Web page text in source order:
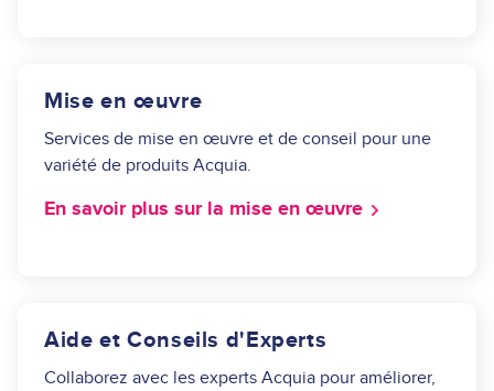
Mise en œuvre
Services de mise en œuvre et de conseil pour une
variété de produits Acquia.
En savoir plus sur la mise en œuvre
Aide et Conseils d'Experts
Collaborez avec les experts Acquia pour améliorer,